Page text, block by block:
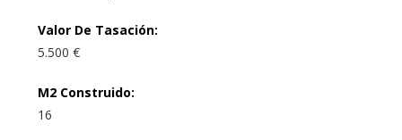
Valor De Tasación:
5.500 €
M2 Construido:
16